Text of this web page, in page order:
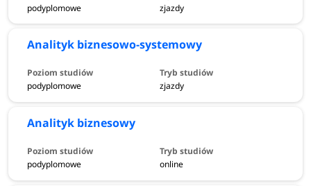
podyplomowe zjazdy
Analityk biznesowo-systemowy
podyplomowe zjazdy
Analityk biznesowy
podyplomowe online